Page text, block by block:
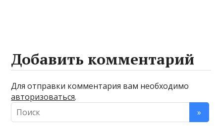
Добавить комментарий
Для отправки комментария вам необходимо
авторизоваться.